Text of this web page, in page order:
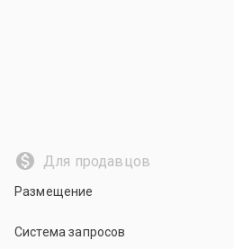
Для продавцов
Размещение
Система запросов